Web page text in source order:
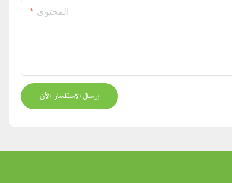
المحتوى
إرسال الاستفسار الآن